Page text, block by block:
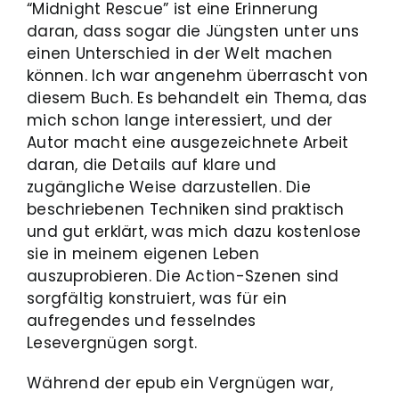
“Midnight Rescue” ist eine Erinnerung
daran, dass sogar die Jüngsten unter uns
einen Unterschied in der Welt machen
können. Ich war angenehm überrascht von
diesem Buch. Es behandelt ein Thema, das
mich schon lange interessiert, und der
Autor macht eine ausgezeichnete Arbeit
daran, die Details auf klare und
zugängliche Weise darzustellen. Die
beschriebenen Techniken sind praktisch
und gut erklärt, was mich dazu kostenlose
sie in meinem eigenen Leben
auszuprobieren. Die Action-Szenen sind
sorgfältig konstruiert, was für ein
aufregendes und fesselndes
Lesevergnügen sorgt.
Während der epub ein Vergnügen war,